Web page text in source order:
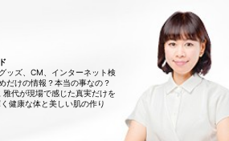
ッズ、CM、インターネット検
だけの情報？本当の事なの？
代が現場で感じた真実だけを
健康な体と美しい肌の作り